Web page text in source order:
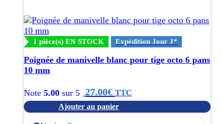
1 pièce(s) EN STOCK Expédition Jour J*
Poignée de manivelle blanc pour tige octo 6 pans
10 mm
Note 5.00 sur 5 27.00€ TTC
Ajouter au panier